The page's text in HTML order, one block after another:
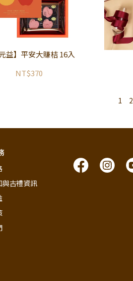
元益】平安大賺桔 16入
NT$370
1 2
與古禮資訊